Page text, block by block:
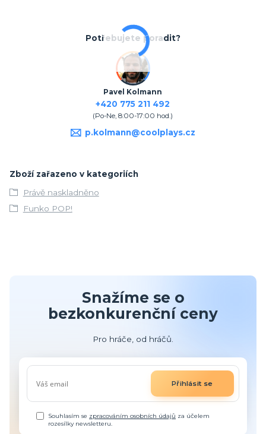
Potřebujete poradit?
Pavel Kolmann
+420 775 211 492
(Po-Ne, 8:00-17:00 hod.)
p.kolmann@coolplays.cz
Zboží zařazeno v kategoriích
Právě naskladněno
Funko POP!
Snažíme se o
bezkonkurenční ceny
Pro hráče, od hráčů.
Přihlásit se
Souhlasím se zpracováním osobních údajů za účelem
rozesílky newsletteru.